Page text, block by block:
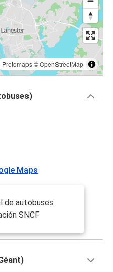
Protomaps©OpenStreetMap
Maps
de autobuses
SNCF